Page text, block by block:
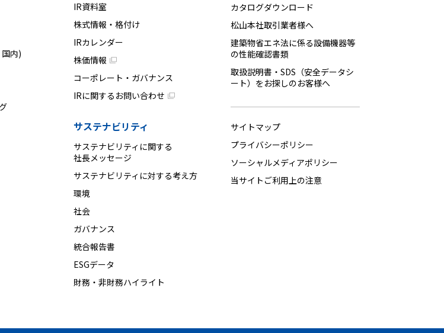
内)
IR資料室
株式情報・格付け
IRカレンダー
株価情報
コーポレート・ガバナンス
IRに関するお問い合わせ
サステナビリティ
サステナビリティに関する
社長メッセージ
サステナビリティに対する考え方
環境
社会
ガバナンス
統合報告書
ESGデータ
財務・非財務ハイライト
カタログダウンロード
松山本社取引業者様へ
建築物省エネ法に係る設備機器等
の性能確認書類
取扱説明書・SDS（安全データシ
ート）をお探しのお客様へ
サイトマップ
プライバシーポリシー
ソーシャルメディアポリシー
当サイトご利用上の注意